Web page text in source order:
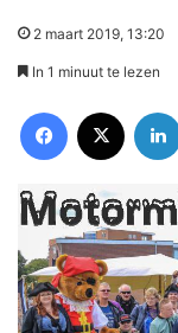
2 maart 2019, 13:20
In 1 minuut te lezen